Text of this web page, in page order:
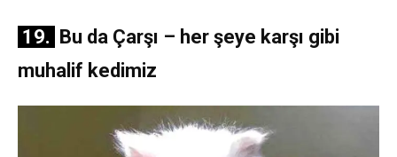
19. Bu da Çarşı – her şeye karşı gibi
muhalif kedimiz